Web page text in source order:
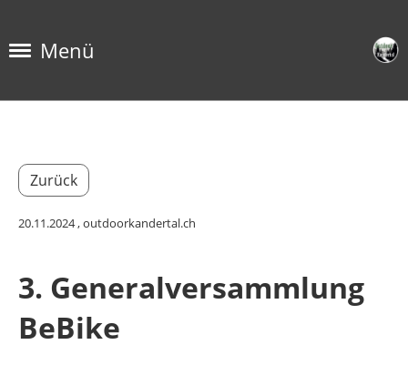
Menü
Zurück
20.11.2024, outdoorkandertal.ch
3. Generalversammlung
BeBike